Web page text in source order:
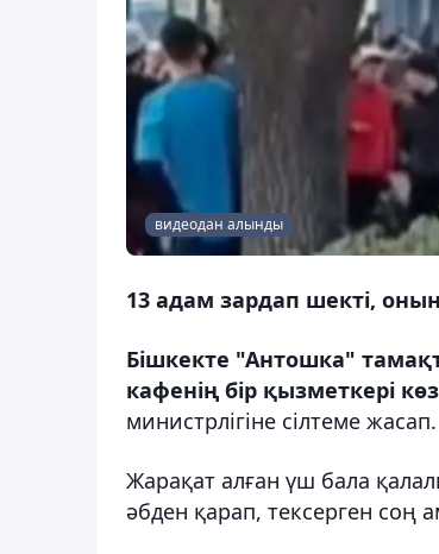
видеодан алынды
13 адам зардап шекті,
Бішкекте "Антошка"
кафенің бір қызметкері
министрлігіне сілтеме жасап.
Жарақат алған үш бала
әбден қарап, тексерген соң